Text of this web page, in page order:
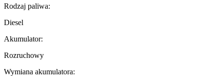
Rodzaj paliwa:
Diesel
Akumulator:
Rozruchowy
Wymiana akumulatora: